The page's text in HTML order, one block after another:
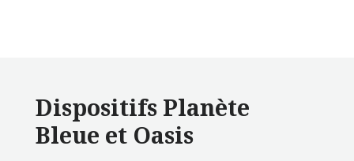
Dispositifs Planète
Bleue et Oasis